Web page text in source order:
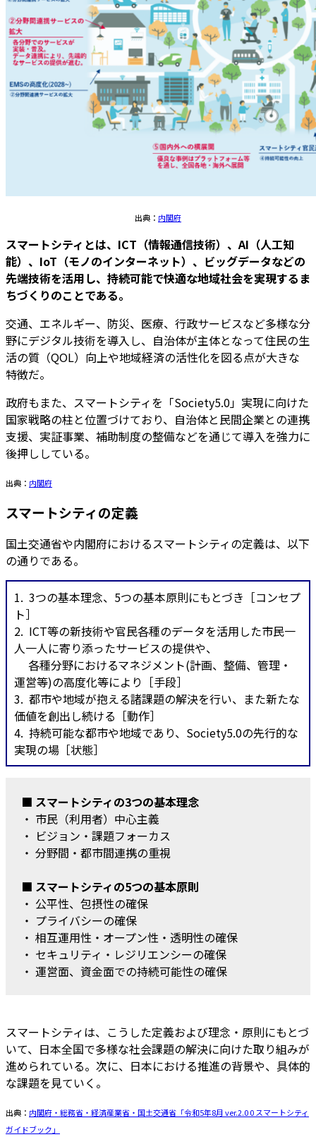
出典： 内閣府
スマートシティとは、ICT（情報通信技術）、AI（人工知
能）、IoT（モノのインターネット）、ビッグデータなどの
先端技術を活用し、持続可能で快適な地域社会を実現するま
ちづくりのことである。
交通、エネルギー、防災、医療、行政サービスなど多様な分
野にデジタル技術を導入し、自治体が主体となって住民の生
活の質（QOL）向上や地域経済の活性化を図る点が大きな
特徴だ。
政府もまた、スマートシティを「Society5.0」実現に向けた
国家戦略の柱と位置づけており、自治体と民間企業との連携
支援、実証事業、補助制度の整備などを通じて導入を強力に
後押ししている。
出典： 内閣府
スマートシティの定義
国土交通省や内閣府におけるスマートシティの定義は、以下
の通りである。
1. 3つの基本理念、5つの基本原則にもとづき［コンセプ
ト］
2. ICT等の新技術や官民各種のデータを活用した市民一
人一人に寄り添ったサービスの提供や、
各種分野におけるマネジメント(計画、整備、管理・
運営等)の高度化等により［手段］
3. 都市や地域が抱える諸課題の解決を行い、また新たな
価値を創出し続ける［動作］
4. 持続可能な都市や地域であり、Society5.0の先行的な
実現の場［状態］
■ スマートシティの3つの基本理念
・ 市民（利用者）中心主義
・ ビジョン・課題フォーカス
・ 分野間・都市間連携の重視
■ スマートシティの5つの基本原則
・ 公平性、包摂性の確保
・ プライバシーの確保
・ 相互運用性・オープン性・透明性の確保
・ セキュリティ・レジリエンシーの確保
・ 運営面、資金面での持続可能性の確保
スマートシティは、こうした定義および理念・原則にもとづ
いて、日本全国で多様な社会課題の解決に向けた取り組みが
進められている。次に、日本における推進の背景や、具体的
な課題を見ていく。
出典： 内閣府・総務省・経済産業省・国土交通省「令和5年8月 ver.2.0 0 スマートシティ
ガイドブック」